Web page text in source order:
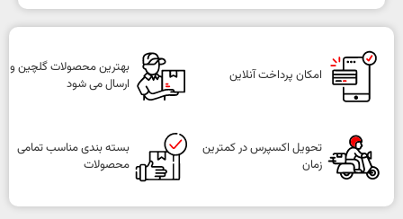
امکان پرداخت آنلاین
بهترین محصولات گلچین و
ارسال می شود
تحویل اکسپرس در کمترین
زمان
بسته بندی مناسب تمامی
محصولات